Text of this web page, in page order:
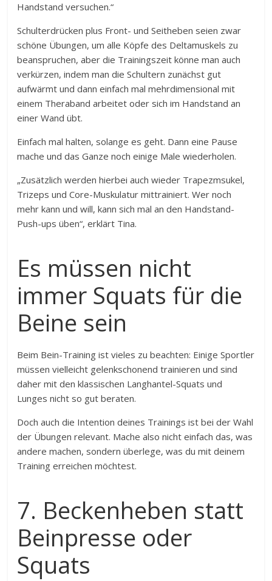
Handstand versuchen.“
Schulterdrücken plus Front- und Seitheben seien zwar
schöne Übungen, um alle Köpfe des Deltamuskels zu
beanspruchen, aber die Trainingszeit könne man auch
verkürzen, indem man die Schultern zunächst gut
aufwärmt und dann einfach mal mehrdimensional mit
einem Theraband arbeitet oder sich im Handstand an
einer Wand übt.
Einfach mal halten, solange es geht. Dann eine Pause
mache und das Ganze noch einige Male wiederholen.
„Zusätzlich werden hierbei auch wieder Trapezmsukel,
Trizeps und Core-Muskulatur mittrainiert. Wer noch
mehr kann und will, kann sich mal an den Handstand-
Push-ups üben“, erklärt Tina.
Es müssen nicht
immer Squats für die
Beine sein
Beim Bein-Training ist vieles zu beachten: Einige Sportler
müssen vielleicht gelenkschonend trainieren und sind
daher mit den klassischen Langhantel-Squats und
Lunges nicht so gut beraten.
Doch auch die Intention deines Trainings ist bei der Wahl
der Übungen relevant. Mache also nicht einfach das, was
andere machen, sondern überlege, was du mit deinem
Training erreichen möchtest.
7. Beckenheben statt
Beinpresse oder
Squats